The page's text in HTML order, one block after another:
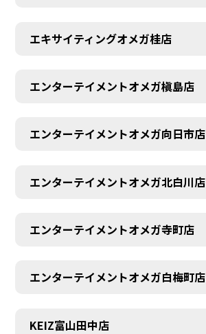
エキサイティングオメガ桂店
エンターテイメントオメガ槇島店
エンターテイメントオメガ向日市店
エンターテイメントオメガ北白川店
エンターテイメントオメガ寺町店
エンターテイメントオメガ白梅町店
KEIZ富山田中店